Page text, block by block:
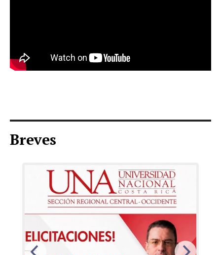
Breves